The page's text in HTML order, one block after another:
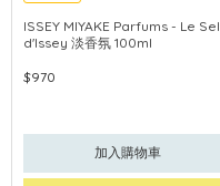
ISSEY MIYAKE Parfums - Le Sel
d'Issey 淡香氛 100ml
$970
加入購物車